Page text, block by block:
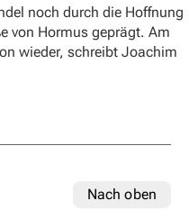
noch durch die Hoffnung
von Hormus geprägt. Am
wieder, schreibt Joachim
Nach oben